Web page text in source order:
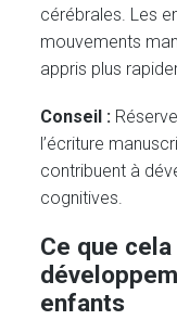
cérébrales. Les
mouvements
appris plus
Conseil :
l’écriture
contribuent à
cognitives.
Ce que
enfants